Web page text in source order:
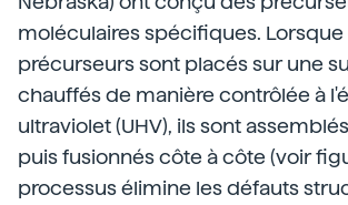
moléculaires spécifiques. Lorsque
précurseurs sont placés sur une
chauffés de manière contrôlée à
ultraviolet (UHV), ils sont assemblés
puis fusionnés côte à côte (voir
processus élimine les défauts